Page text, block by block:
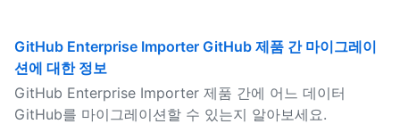
GitHub Enterprise Importer GitHub 제품 간 마이그레이
션에 대한 정보
GitHub Enterprise Importer 제품 간에 어느 데이터
GitHub를 마이그레이션할 수 있는지 알아보세요.